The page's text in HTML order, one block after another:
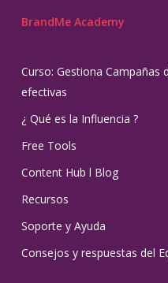
BrandMe Academy
Curso: Gestiona Campañas
efectivas
¿ Qué es la Influencia ?
Free Tools
Content Hub l Blog
Recursos
Soporte y Ayuda
Consejos y respuestas del